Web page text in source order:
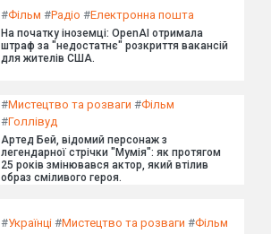
#Фільм #Радіо #Електронна пошта
На початку іноземці: OpenAI отримала
штраф за "недостатнє" розкриття вакансій
для жителів США.
#Мистецтво та розваги #Фільм
#Голлівуд
Артед Бей, відомий персонаж з
легендарної стрічки "Мумія": як протягом
25 років змінювався актор, який втілив
образ сміливого героя.
#Українці #Мистецтво та розваги #Фільм